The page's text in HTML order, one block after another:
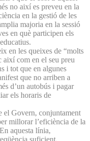
no així es preveu en la
en la gestió de les
majoria en la sessió
en què participen els
en les queixes de “molts
així com en el seu preu
i tot que en algunes
que no arriben a
d’un autobús i pagar
els horaris de
el Govern, conjuntament
millorar l’eficiència de la
aquesta línia,
suficient,